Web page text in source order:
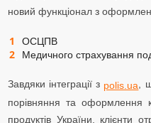
новий функціонал з
ОСЦПВ
Медичного страхування
Завдяки інтеграції з polis.ua,
порівняння та оформлення
продуктів України, клієнти